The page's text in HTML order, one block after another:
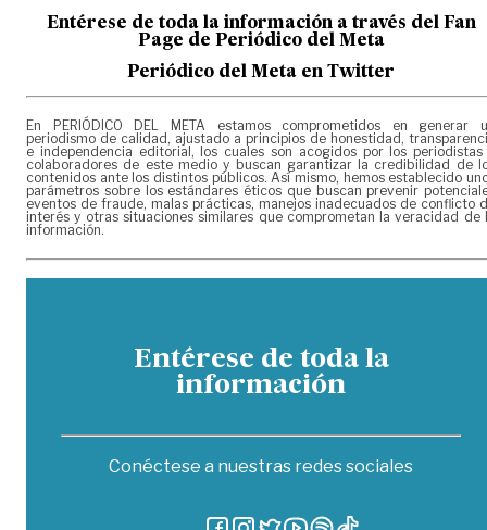
Entérese de toda la información a través del Fan
Page de Periódico del Meta
Periódico del Meta en Twitter
En PERIÓDICO DEL META estamos comprometidos en generar
periodismo de calidad, ajustado a principios de honestidad,
e independencia editorial, los cuales son acogidos por los periodistas
colaboradores de este medio y buscan garantizar la credibilidad de
contenidos ante los distintos públicos. Así mismo, hemos establecido
parámetros sobre los estándares éticos que buscan prevenir
eventos de fraude, malas prácticas, manejos inadecuados de conflicto
interés y otras situaciones similares que comprometan la veracidad de
información.
Entérese de toda la
información
Conéctese a nuestras redes sociales